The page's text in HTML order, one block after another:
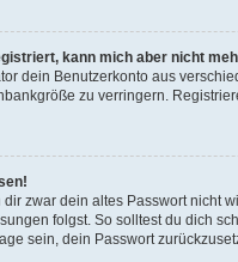
kann mich aber nicht
dein Benutzerkonto aus
zu verringern.
zwar dein altes Passwort nicht
folgst. So solltest du dich
sein, dein Passwort